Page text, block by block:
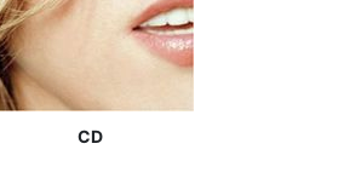
CD